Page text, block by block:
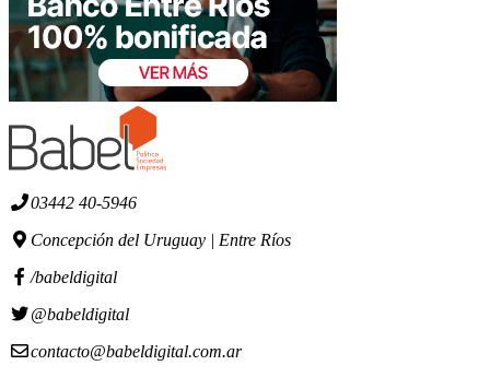
03442 40-5946
Concepción del Uruguay | Entre Ríos
/babeldigital
@babeldigital
contacto@babeldigital.com.ar